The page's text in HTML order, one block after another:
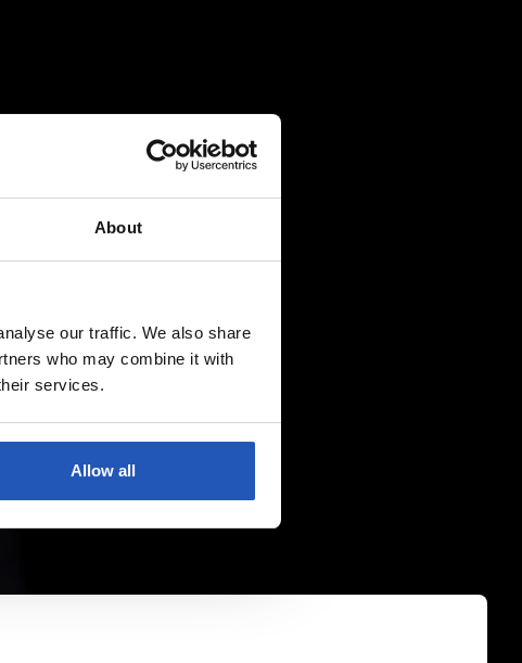
About
our traffic. We also share
who may combine it with
services.
Allow all